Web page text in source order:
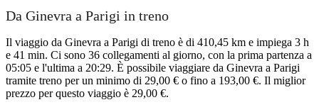
Da Ginevra a Parigi in treno
Il viaggio da Ginevra a Parigi di treno è di 410,45 km e impiega 3 h
e 41 min. Ci sono 36 collegamenti al giorno, con la prima partenza a
05:05 e l'ultima a 20:29. È possibile viaggiare da Ginevra a Parigi
tramite treno per un minimo di 29,00 € o fino a 193,00 €. Il miglior
prezzo per questo viaggio è 29,00 €.